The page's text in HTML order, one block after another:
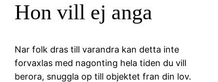
Hon vill ej anga
Nar folk dras till varandra kan detta inte
forvaxlas med nagonting hela tiden du vill
berora, snuggla op till objektet fran din lov.